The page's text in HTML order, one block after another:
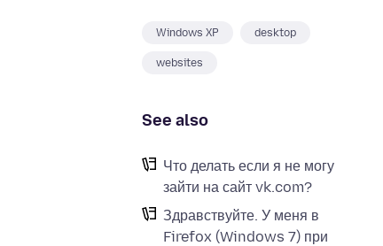
Windows XP desktop
websites
See also
Что делать если я не могу
зайти на сайт vk.com?
Здравствуйте. У меня в
Firefox (Windows 7) при